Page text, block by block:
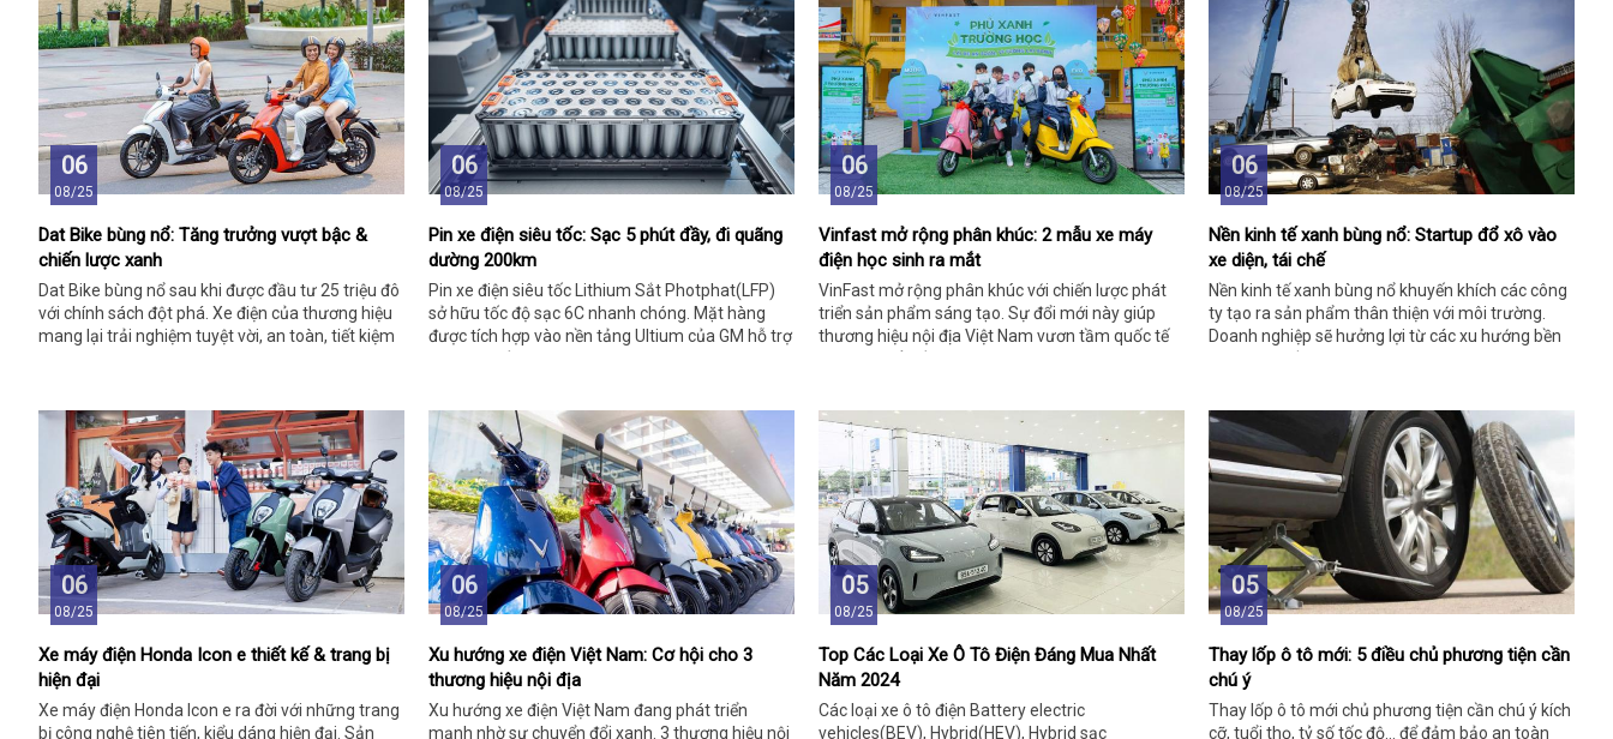
06
08/25
Dat Bike bùng nổ: Tăng trưởng vượt bậc &
chiến lược xanh
Dat Bike bùng nổ sau khi được đầu tư 25 triệu đô
với chính sách đột phá. Xe điện của thương hiệu
mang lại trải nghiệm tuyệt vời, an toàn, tiết kiệm
06
08/25
Pin xe điện siêu tốc: Sạc 5 phút đầy, đi quãng
dường 200km
Pin xe điện siêu tốc Lithium Sắt Photphat(LFP)
sở hữu tốc độ sạc 6C nhanh chóng. Mặt hàng
được tích hợp vào nền tảng Ultium của GM hỗ trợ
06
08/25
Vinfast mở rộng phân khúc: 2 mẫu xe máy
điện học sinh ra mắt
VinFast mở rộng phân khúc với chiến lược phát
triển sản phẩm sáng tạo. Sự đổi mới này giúp
thương hiệu nội địa Việt Nam vươn tầm quốc tế
06
08/25
Nền kinh tế xanh bùng nổ: Startup đổ xô vào
xe diện, tái chế
Nền kinh tế xanh bùng nổ khuyến khích các công
ty tạo ra sản phẩm thân thiện với môi trường.
Doanh nghiệp sẽ hưởng lợi từ các xu hướng bền
06
08/25
Xe máy điện Honda Icon e thiết kế & trang bị
hiện đại
Xe máy điện Honda Icon e ra đời với những trang
bị công nghệ tiên tiến, kiểu dáng hiện đại. Sản
06
08/25
Xu hướng xe điện Việt Nam: Cơ hội cho 3
thương hiệu nội địa
Xu hướng xe điện Việt Nam đang phát triển
mạnh nhờ sự chuyển đổi xanh. 3 thương hiệu nội
05
08/25
Top Các Loại Xe Ô Tô Điện Đáng Mua Nhất
Năm 2024
Các loại xe ô tô điện Battery electric
vehicles(BEV), Hybrid(HEV), Hybrid sạc
05
08/25
Thay lốp ô tô mới: 5 điều chủ phương tiện cần
chú ý
Thay lốp ô tô mới chủ phương tiện cần chú ý kích
cỡ, tuổi thọ, tỷ số tốc độ… để đảm bảo an toàn